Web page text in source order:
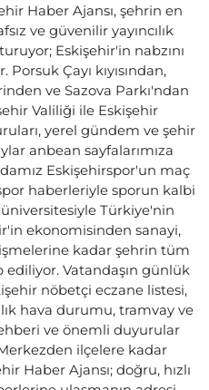
Haber Ajansı, şehrin en
ve güvenilir yayıncılık
Eskişehir'in nabzını
Çayı kıyısından,
ve Sazova Parkı'ndan
Valiliği ile Eskişehir
yerel gündem ve şehir
anbean sayfalarımıza
Eskişehirspor'un maç
haberleriyle sporun kalbi
Türkiye'nin
ekonomisinden sanayi,
kadar şehrin tüm
Vatandaşın günlük
nöbetçi eczane listesi,
hava durumu, tramvay ve
ve önemli duyurular
ilçelere kadar
Haber Ajansı; doğru, hızlı